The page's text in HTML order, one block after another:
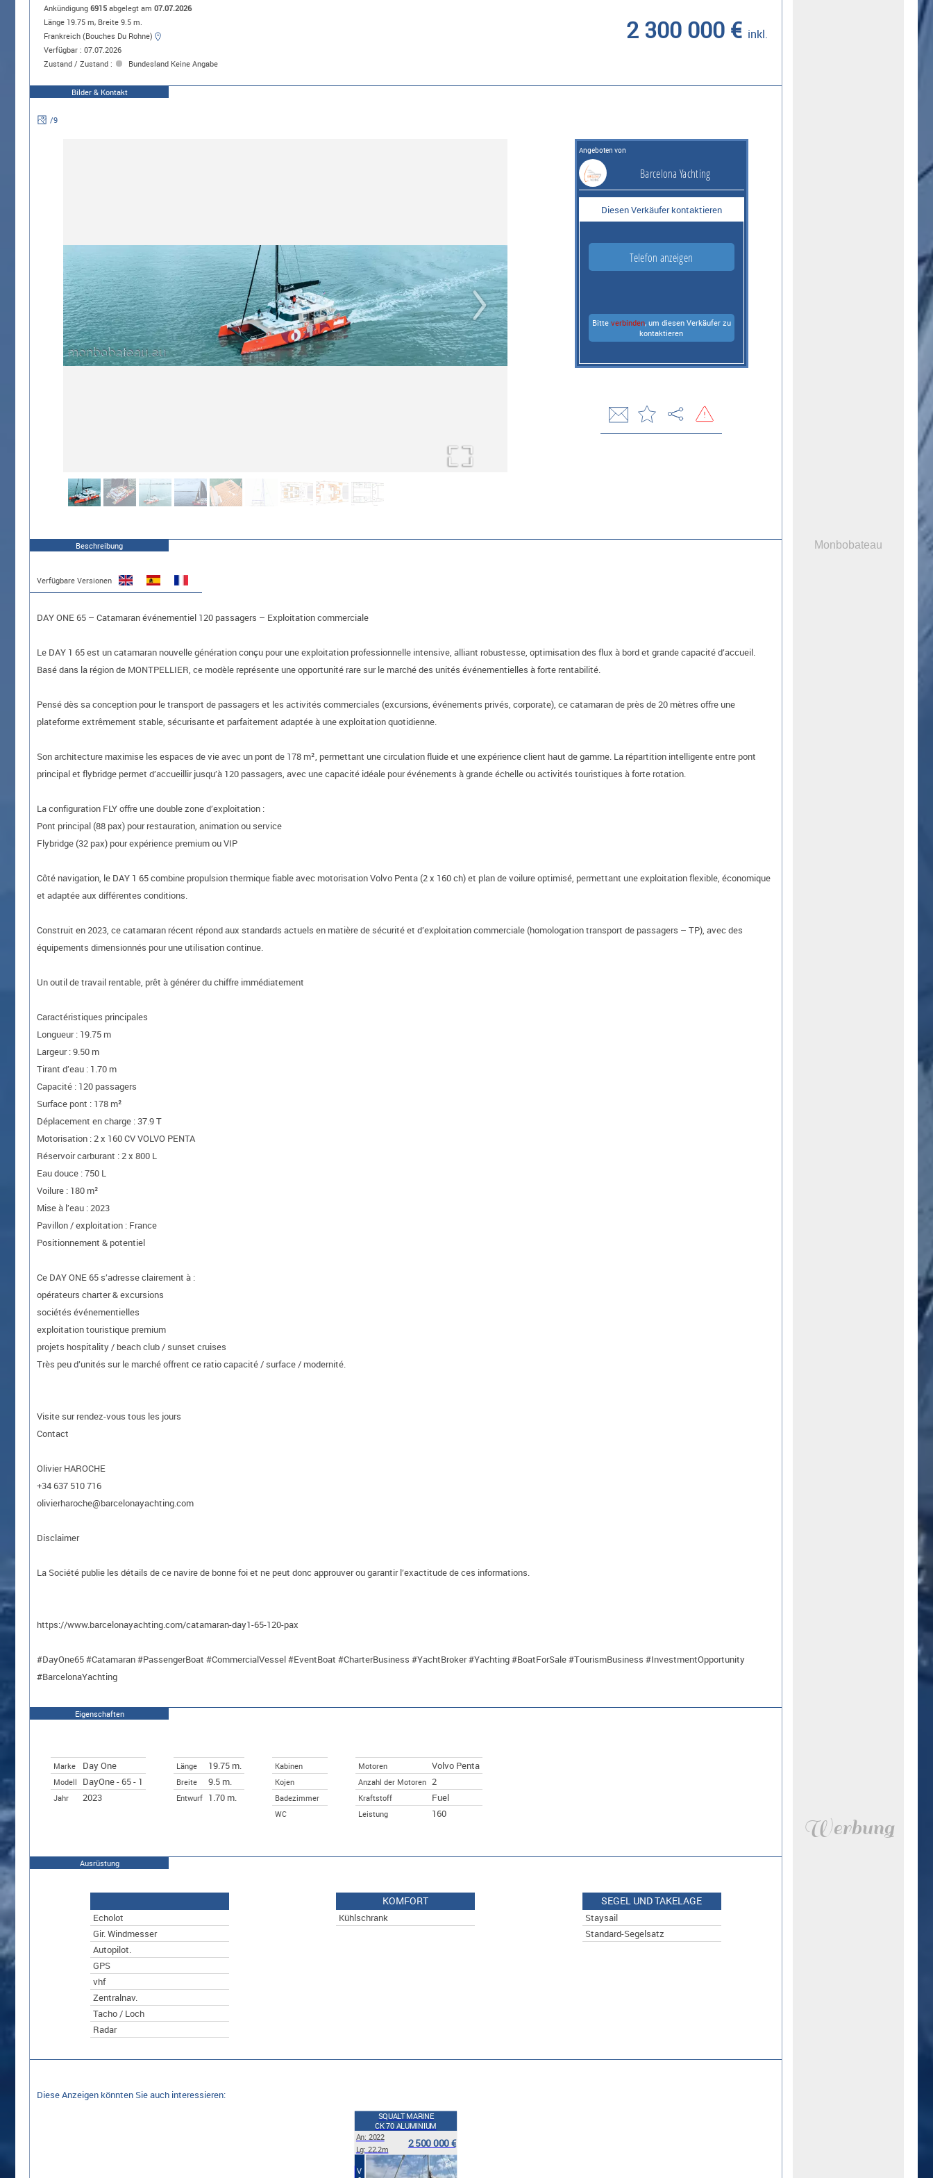
Ankündigung 6915 abgelegt am 07.07.2026
Länge 19.75 m, Breite 9.5 m.
Frankreich (Bouches Du Rohne)
Verfügbar : 07.07.2026
Zustand / Zustand :
Bundesland Keine Angabe
2 300 000 € inkl.
Bilder & Kontakt
/9
Angeboten von
Barcelona Yachting
Diesen Verkäufer kontaktieren
Telefon anzeigen
Bitte verbinden, um diesen Verkäufer zu
kontaktieren
Beschreibung
Verfügbare Versionen
DAY ONE 65 – Catamaran événementiel 120 passagers – Exploitation commerciale
Le DAY 1 65 est un catamaran nouvelle génération conçu pour une exploitation professionnelle intensive, alliant robustesse, optimisation des flux à bord et grande capacité d’accueil.
Basé dans la région de MONTPELLIER, ce modèle représente une opportunité rare sur le marché des unités événementielles à forte rentabilité.
Pensé dès sa conception pour le transport de passagers et les activités commerciales (excursions, événements privés, corporate), ce catamaran de près de 20 mètres offre une
plateforme extrêmement stable, sécurisante et parfaitement adaptée à une exploitation quotidienne.
Son architecture maximise les espaces de vie avec un pont de 178 m², permettant une circulation fluide et une expérience client haut de gamme. La répartition intelligente entre pont
principal et flybridge permet d’accueillir jusqu’à 120 passagers, avec une capacité idéale pour événements à grande échelle ou activités touristiques à forte rotation.
La configuration FLY offre une double zone d’exploitation :
Pont principal (88 pax) pour restauration, animation ou service
Flybridge (32 pax) pour expérience premium ou VIP
Côté navigation, le DAY 1 65 combine propulsion thermique fiable avec motorisation Volvo Penta (2 x 160 ch) et plan de voilure optimisé, permettant une exploitation flexible, économique
et adaptée aux différentes conditions.
Construit en 2023, ce catamaran récent répond aux standards actuels en matière de sécurité et d’exploitation commerciale (homologation transport de passagers – TP), avec des
équipements dimensionnés pour une utilisation continue.
Un outil de travail rentable, prêt à générer du chiffre immédiatement
Caractéristiques principales
Longueur : 19.75 m
Largeur : 9.50 m
Tirant d’eau : 1.70 m
Capacité : 120 passagers
Surface pont : 178 m²
Déplacement en charge : 37.9 T
Motorisation : 2 x 160 CV VOLVO PENTA
Réservoir carburant : 2 x 800 L
Eau douce : 750 L
Voilure : 180 m²
Mise à l’eau : 2023
Pavillon / exploitation : France
Positionnement & potentiel
Ce DAY ONE 65 s’adresse clairement à :
opérateurs charter & excursions
sociétés événementielles
exploitation touristique premium
projets hospitality / beach club / sunset cruises
Très peu d’unités sur le marché offrent ce ratio capacité / surface / modernité.
Visite sur rendez-vous tous les jours
Contact
Olivier HAROCHE
+34 637 510 716
olivierharoche@barcelonayachting.com
Disclaimer
La Société publie les détails de ce navire de bonne foi et ne peut donc approuver ou garantir l’exactitude de ces informations.
https://www.barcelonayachting.com/catamaran-day1-65-120-pax
#DayOne65 #Catamaran #PassengerBoat #CommercialVessel #EventBoat #CharterBusiness #YachtBroker #Yachting #BoatForSale #TourismBusiness #InvestmentOpportunity
#BarcelonaYachting
Eigenschaften
Marke Day One
Modell DayOne - 65 - 1
Jahr 2023
Länge 19.75 m.
Breite 9.5 m.
Entwurf 1.70 m.
Kabinen
Kojen
Badezimmer
WC
Motoren Volvo Penta
Anzahl der Motoren 2
Kraftstoff Fuel
Leistung 160
Ausrüstung
Echolot
Gir. Windmesser
Autopilot.
GPS
vhf
Zentralnav.
Tacho / Loch
Radar
KOMFORT
Kühlschrank
SEGEL UND TAKELAGE
Staysail
Standard-Segelsatz
Diese Anzeigen könnten Sie auch interessieren:
SQUALT MARINE
CK 70 ALUMINIUM
An: 2022
Lg: 22.2m
2 500 000 €
Monbobateau
Werbung